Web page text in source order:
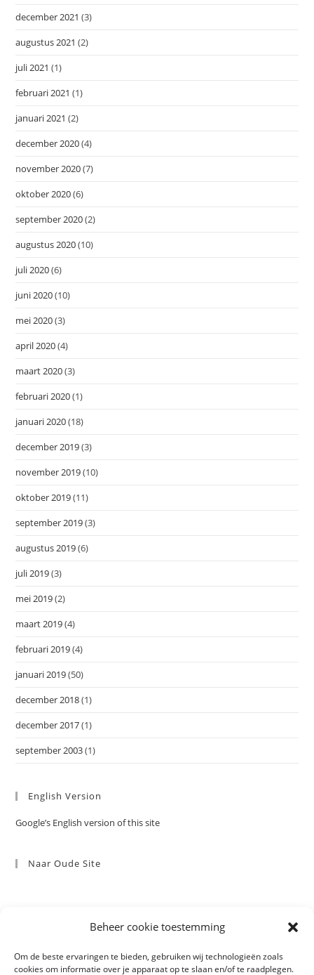
Beheer cookie toestemming
Om de beste ervaringen te bieden, gebruiken wij technologieën zoals
cookies om informatie over je apparaat op te slaan en/of te raadplegen.
december 2021 (3)
augustus 2021 (2)
juli 2021 (1)
februari 2021 (1)
januari 2021 (2)
december 2020(4)
november 2020(7)
oktober 2020(6)
september 2020(2)
augustus 2020(10)
juli 2020(6)
juni 2020(10)
mei 2020(3)
april 2020(4)
maart 2020(3)
februari 2020(1)
januari 2020(18)
december 2019(3)
november 2019(10)
oktober 2019(11)
september 2019(3)
augustus 2019(6)
juli 2019(3)
mei 2019(2)
maart 2019(4)
februari 2019(4)
januari 2019(50)
december 2018(1)
december 2017(1)
september 2003(1)
English Version
Google’s English version of this site
Naar Oude Site